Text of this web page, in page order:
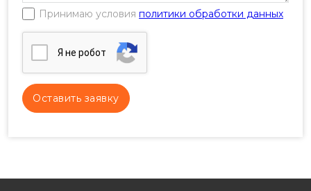
Принимаю условия политики обработки данных
Я нe poбoт